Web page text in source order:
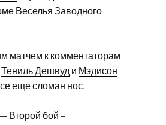
Веселья Заводного
матчем к комментаторам
Тениль Дешвуди Мэдисон
еще сломан нос.
Второй бой –